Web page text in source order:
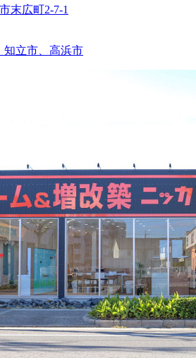
末広町2-7-1
知立市、高浜市